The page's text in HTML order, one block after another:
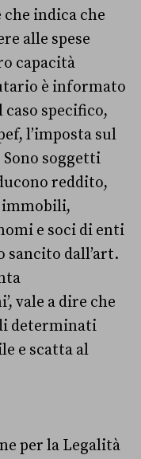
indica che
alle spese
capacità
è informato
specifico,
l’imposta sul
soggetti
reddito,
immobili,
e soci di enti
dall’art.
vale a dire che
determinati
e scatta al
per la Legalità